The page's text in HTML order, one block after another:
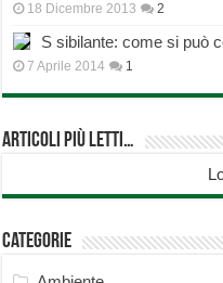
18 Dicembre 2013 2
S sibilante: come si può
7 Aprile 2014 1
Articoli più Letti…
Categorie